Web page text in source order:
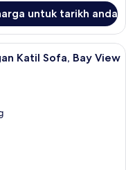
untuk tarikh anda
Suite, 1 Katil Raja (King)
Katil Sofa, Bay View